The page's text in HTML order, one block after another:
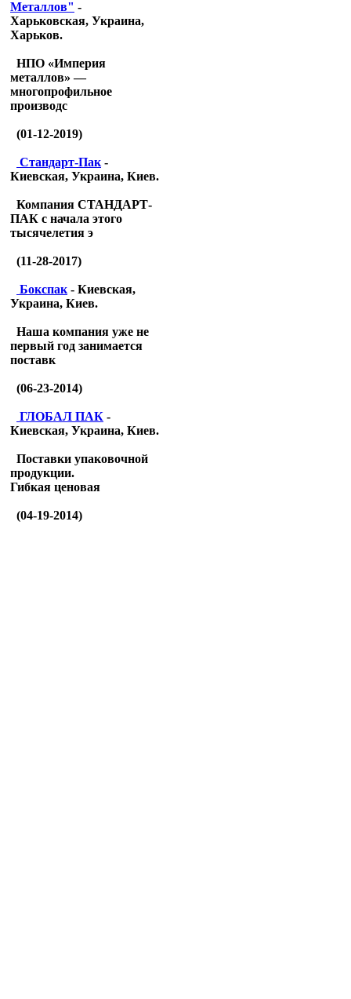
Металлов" -
Харьковская, Украина,
Харьков.
НПО «Империя
металлов» —
многопрофильное
производс
(01-12-2019)
Стандарт-Пак -
Киевская, Украина, Киев.
Компания СТАНДАРТ-
ПАК с начала этого
тысячелетия э
(11-28-2017)
Бокспак - Киевская,
Украина, Киев.
Наша компания уже не
первый год занимается
поставк
(06-23-2014)
ГЛОБАЛ ПАК -
Киевская, Украина, Киев.
Поставки упаковочной
продукции.
Гибкая ценовая
(04-19-2014)